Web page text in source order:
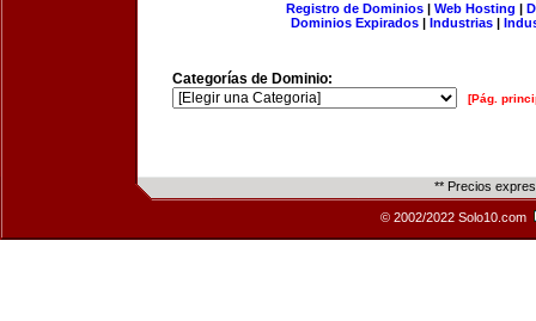
Registro de Dominios| Web Hosting |
Dominios Expirados | Industrias |
Categorías de Dominio:
[Pág.
** Precios
© 2002/2022 Solo10.com